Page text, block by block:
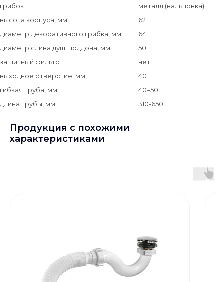
грибок
металл (вальцовка)
высота корпуса, мм
62
диаметр декоративного грибка, мм
64
диаметр слива душ. поддона, мм
50
защитный фильтр
нет
выходное отверстие, мм
40
гибкая труба, мм
40–50
длина трубы, мм
310-650
Продукция с похожими
характеристиками